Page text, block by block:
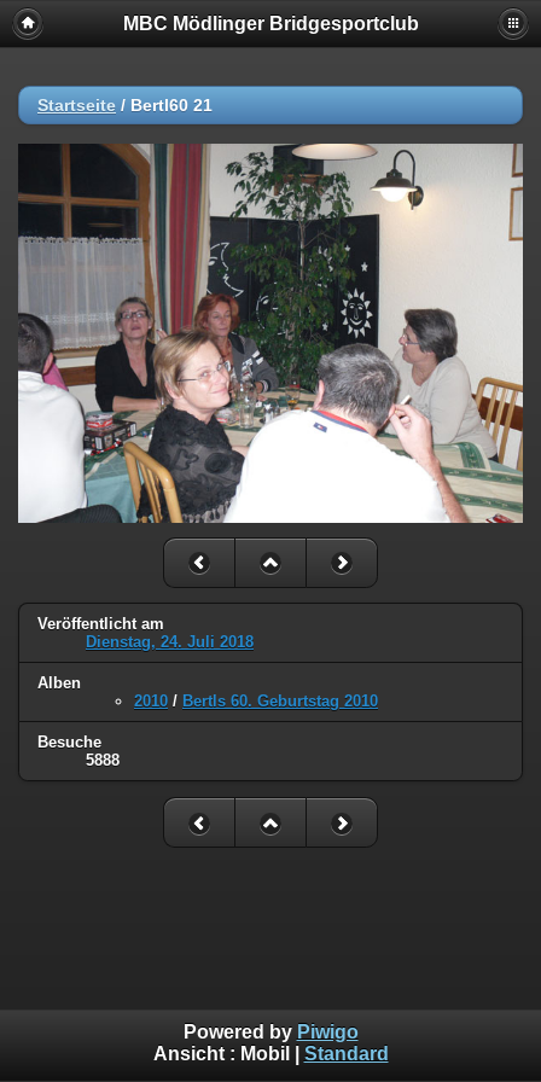
MBC Mödlinger Bridgesportclub
Startseite / Bertl60 21
Veröffentlicht am
Dienstag, 24. Juli 2018
Alben
2010 / Bertls 60. Geburtstag 2010
Besuche
5888
Powered by Piwigo
Ansicht : Mobil Standard